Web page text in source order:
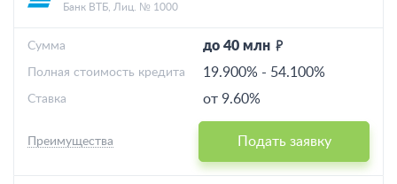
Банк ВТБ, Лиц. № 1000
до 40 млн
Cумма
19.900% - 54.100%
Полная стоимость кредита
от 9.60%
Ставка
Подать заявку
Преимущества